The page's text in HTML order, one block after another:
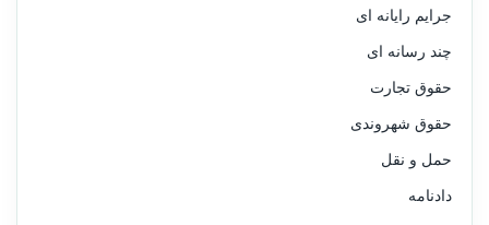
جرایم رایانه ای
چند رسانه ای
حقوق تجارت
حقوق شهروندی
حمل و نقل
دادنامه